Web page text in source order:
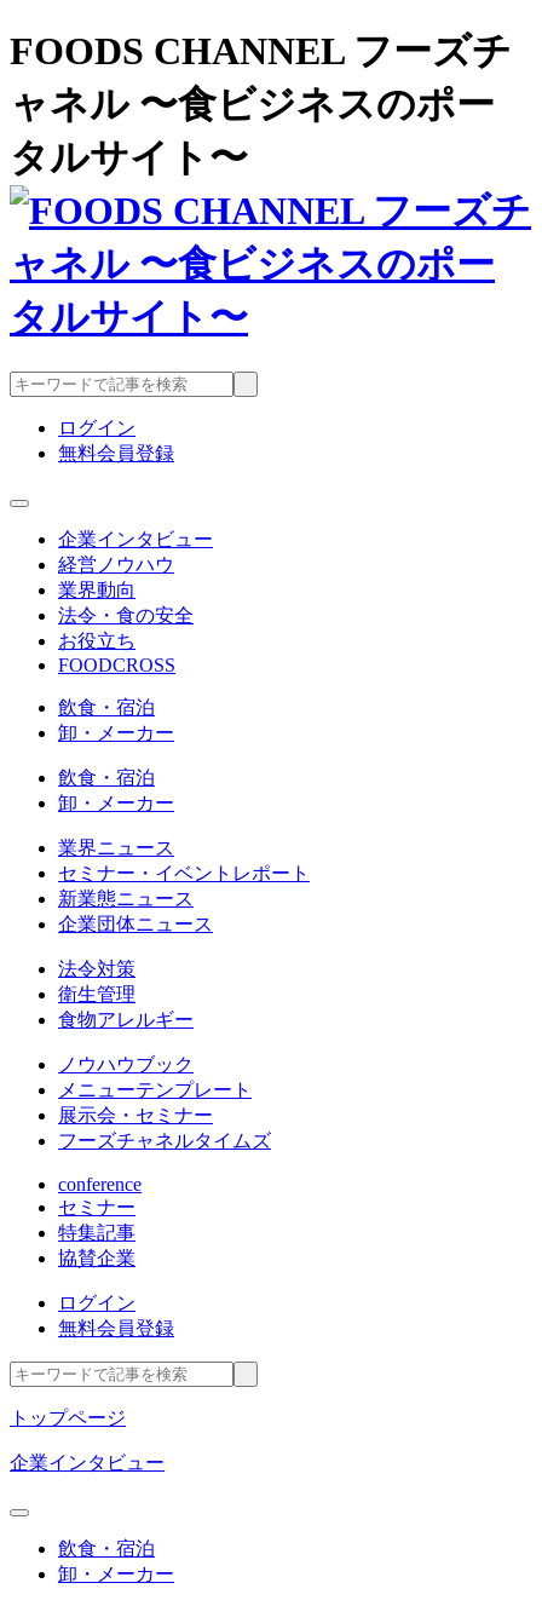
FOODS CHANNEL フーズチ
ャネル 〜食ビジネスのポー
タルサイト〜
ログイン
無料会員登録
企業インタビュー
経営ノウハウ
業界動向
法令・食の安全
お役立ち
FOODCROSS
飲食・宿泊
卸・メーカー
飲食・宿泊
卸・メーカー
業界ニュース
セミナー・イベントレポート
新業態ニュース
企業団体ニュース
法令対策
衛生管理
食物アレルギー
ノウハウブック
メニューテンプレート
展示会・セミナー
フーズチャネルタイムズ
conference
セミナー
特集記事
協賛企業
ログイン
無料会員登録
トップページ
企業インタビュー
飲食・宿泊
卸・メーカー